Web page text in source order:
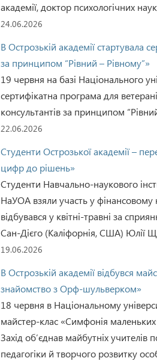
академії, доктор психологічних
24.06.2026
В Острозькій академії стартувала
за принципом “Рівний – Рівному”»
19 червня на базі Національного
сертифікатна програма для
консультантів за принципом
22.06.2026
Студенти Острозької академії –
цифр до рішень»
Студенти Навчально-наукового
НаУОА взяли участь у фінансовому
відбувався у квітні-травні за
Сан-Дієго (Каліфорнія, США) Юлії
19.06.2026
В Острозькій академії відбувся
знайомство з Орф-шульверком»
18 червня в Національному
майстер-клас «Симфонія
Захід об’єднав майбутніх учителів
педагогіки й творчого розвитку